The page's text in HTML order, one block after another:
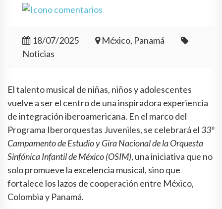
18/07/2025
México, Panamá
Noticias
El talento musical de niñas, niños y adolescentes
vuelve a ser el centro de una inspiradora experiencia
de integración iberoamericana. En el marco del
Programa Iberorquestas Juveniles, se celebrará el 33º
Campamento de Estudio y Gira Nacional de la Orquesta
Sinfónica Infantil de México (OSIM), una iniciativa que no
solo promueve la excelencia musical, sino que
fortalece los lazos de cooperación entre México,
Colombia y Panamá.